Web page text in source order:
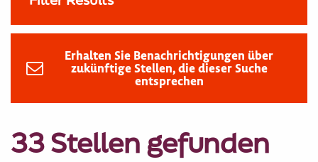
Erhalten Sie Benachrichtigungen über
zukünftige Stellen, die dieser Suche
entsprechen
33 Stellen gefunden